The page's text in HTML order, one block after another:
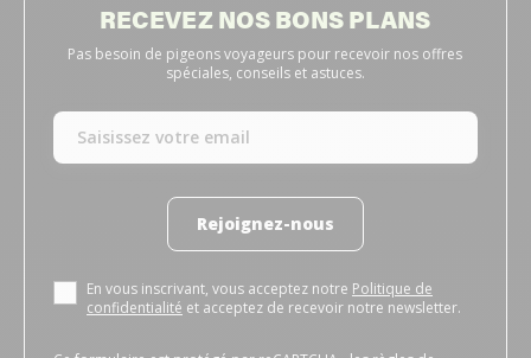
RECEVEZ NOS BONS PLANS
Pas besoin de pigeons voyageurs pour recevoir nos offres
spéciales, conseils et astuces.
Rejoignez-nous
En vous inscrivant, vous acceptez notre Politique de
confidentialité et acceptez de recevoir notre newsletter.